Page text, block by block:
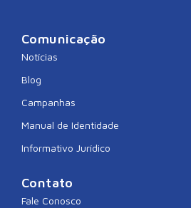
Comunicação
Notícias
Blog
Campanhas
Manual de Identidade
Informativo Jurídico
Contato
Fale Conosco